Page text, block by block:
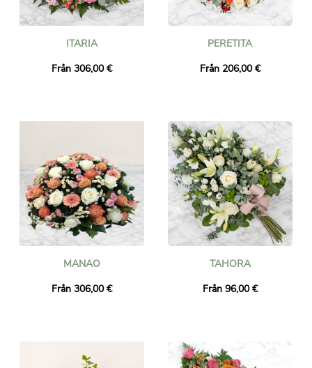
ITARIA
Från 306,00 €
PERETITA
Från 206,00 €
MANAO
Från 306,00 €
TAHORA
Från 96,00 €